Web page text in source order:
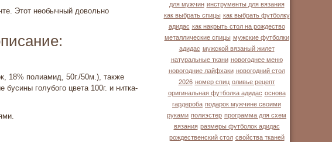
Этот необычный довольно
18% полиами­д, 50г./50м.), также
голубого цвета 100г. и нитка-
для мужчин инструменты для вязания
как выбрать спицы как выбрать футболку
адидас как накрыть стол на рождество
металлические спицы мужские футболки
адидас мужской вязаный жилет
натуральные ткани новогоднее меню
новогодние лайфхаки новогодний стол
2026 номер спиц оливье рецепт
оригинальная футболка адидас основа
гардероба подарок мужчине своими
руками полиэстер программа для схем
вязания размеры футболок адидас
рождественский стол свойства тканей